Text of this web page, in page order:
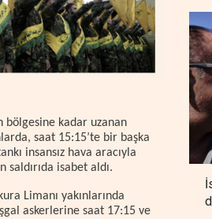
bölgesine kadar uzanan
saat 15:15’te bir başka
insansız hava aracıyla
saldırıda isabet aldı.
Limanı yakınlarında
askerlerine saat 17:15 ve